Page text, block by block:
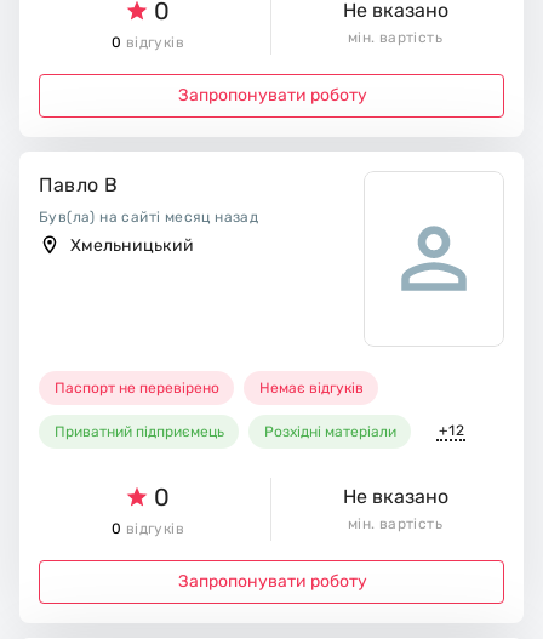
0
0 відгуків
Не вказано
мін. вартість
Запропонувати роботу
Павло В
Був(ла) на сайті месяц назад
Хмельницький
Паспорт не перевірено Немає відгуків
Приватний підприємець Розхідні матеріали +12
0
0 відгуків
Не вказано
мін. вартість
Запропонувати роботу